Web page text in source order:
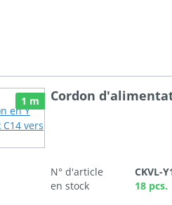
1 m Cordon
N° d'article
CKVL-
en stock
18 pcs.